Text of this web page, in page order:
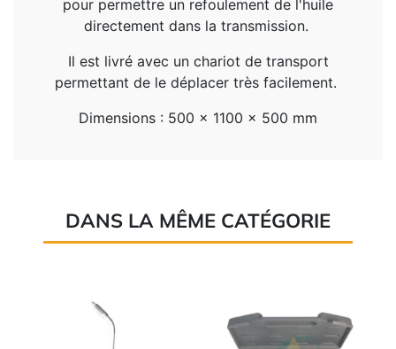
pour permettre un refoulement de l'huile
directement dans la transmission.
Il est livré avec un chariot de transport
permettant de le déplacer très facilement.
Dimensions : 500 x 1100 x 500 mm
DANS LA MÊME CATÉGORIE